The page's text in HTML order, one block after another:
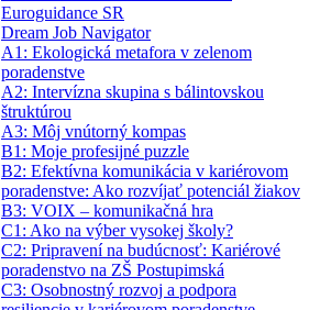
Euroguidance SR
Dream Job Navigator
A1: Ekologická metafora v zelenom
poradenstve
A2: Intervízna skupina s bálintovskou
štruktúrou
A3: Môj vnútorný kompas
B1: Moje profesijné puzzle
B2: Efektívna komunikácia v kariérovom
poradenstve: Ako rozvíjať potenciál žiakov
B3: VOIX – komunikačná hra
C1: Ako na výber vysokej školy?
C2: Pripravení na budúcnosť: Kariérové
poradenstvo na ZŠ Postupimská
C3: Osobnostný rozvoj a podpora